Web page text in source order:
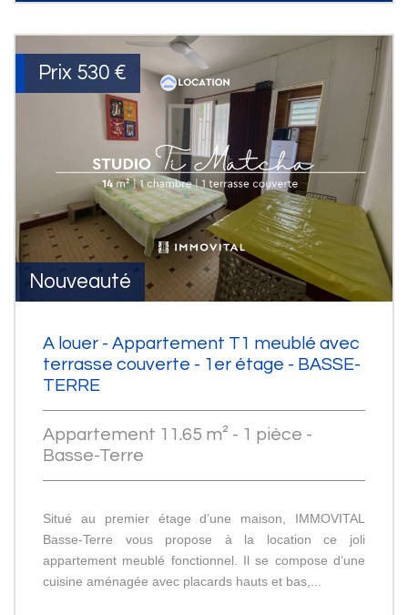
Nouveauté
Prix 530 €
A louer - Appartement T1 meublé avec
terrasse couverte - 1er étage - BASSE-
TERRE
Appartement 11.65 m² - 1 pièce -
Basse-Terre
Situé au premier étage d’une maison, IMMOVITAL
Basse-Terre vous propose à la location ce joli
appartement meublé fonctionnel. Il se compose d’une
cuisine aménagée avec placards hauts et bas,...